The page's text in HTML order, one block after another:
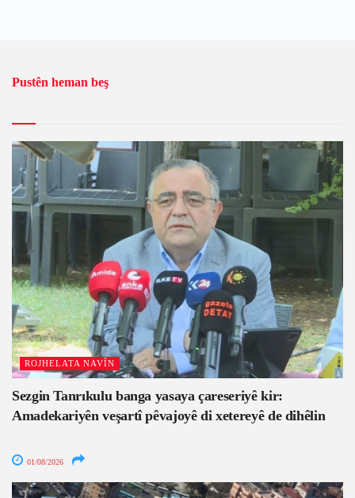
Pustên heman beş
ROJHELATA NAVÎN
Sezgin Tanrıkulu banga yasaya çareseriyê kir:
Amadekariyên veşartî pêvajoyê di xetereyê de dihêlin
01/08/2026